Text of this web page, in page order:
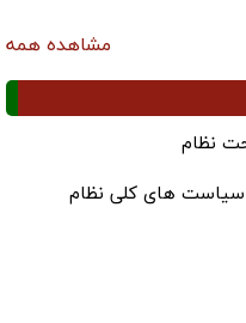
مشاهده همه
نظام
سیاست های کلی نظام